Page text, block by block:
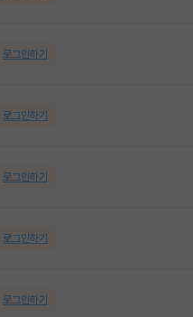
로그인하기
로그인하기
로그인하기
로그인하기
로그인하기